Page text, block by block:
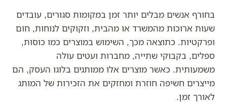
בחורף אנשים מבלים יותר זמן במקומות סגורים, עובדים
שעות ארוכות מהמשרד או מהבית, וזקוקים לנוחות, חום
ופרקטיות. כתוצאה מכך, השימוש במוצרים כמו כוסות,
ספלים, בקבוקי שתייה, מחברות ועטים עולה
משמעותית. כאשר מוצרים אלו ממותגים בלוגו העסק, הם
מייצרים חשיפה חוזרת ומחזקים את הזכירות של המותג
לאורך זמן.